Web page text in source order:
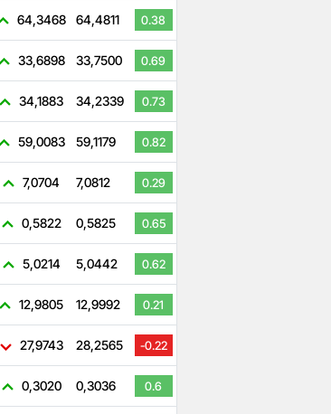
64,3468 64,4811 0.38
33,6898 33,7500 0.69
34,1883 34,2339 0.73
59,0083 59,1179 0.82
7,0704 7,0812 0.29
0,5822 0,5825 0.65
5,0214 5,0442 0.62
12,9805 12,9992 0.21
27,9743 28,2565 -0.22
0,3020 0,3036 0.6